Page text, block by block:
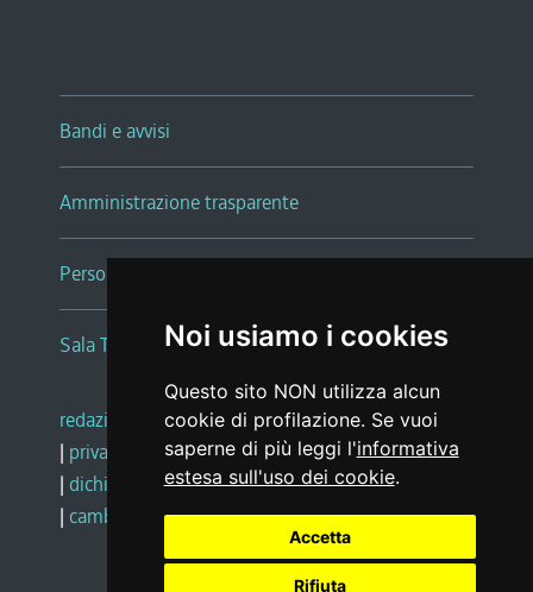
Noi usiamo i cookies
Questo sito NON utilizza alcun
cookie di profilazione. Se vuoi
saperne di più leggi l'informativa
estesa sull'uso dei cookie.
Accetta
Rifiuta
Bandi e avvisi
Amministrazione trasparente
Persone e Uffici
Sala Tiziano Tessitori
redazione web |note legali |glossario
| privacy
social media policy
| dichiarazione di accessibilità |feedback
| cambio preferenze cookie